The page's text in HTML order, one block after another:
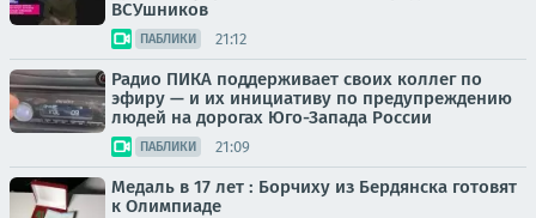
ВСУшников
ПАБЛИКИ 21:12
Радио ПИКА поддерживает своих коллег по
эфиру — и их инициативу по предупреждению
людей на дорогах Юго-Запада России
ПАБЛИКИ 21:09
Медаль в 17 лет : Борчиху из Бердянска готовят
к Олимпиаде